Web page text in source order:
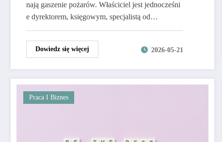
nają gaszenie pożarów. Właściciel jest jednocześni
e dyrektorem, księgowym, specjalistą od…
Dowiedz się więcej 2026-05-21
Praca I Biznes